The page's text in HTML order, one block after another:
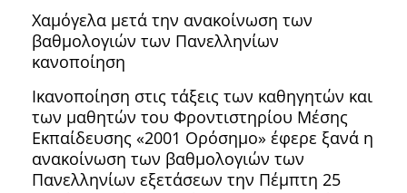
Χαμόγελα μετά την ανακοίνωση των
βαθμολογιών των Πανελληνίων
κανοποίηση
Ικανοποίηση στις τάξεις των καθηγητών και
των μαθητών του Φροντιστηρίου Μέσης
Εκπαίδευσης «2001 Ορόσημο» έφερε ξανά η
ανακοίνωση των βαθμολογιών των
Πανελληνίων εξετάσεων την Πέμπτη 25